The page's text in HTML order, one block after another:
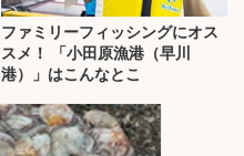
ファミリーフィッシングにオス
スメ！ 「小田原漁港（早川
港）」はこんなとこ